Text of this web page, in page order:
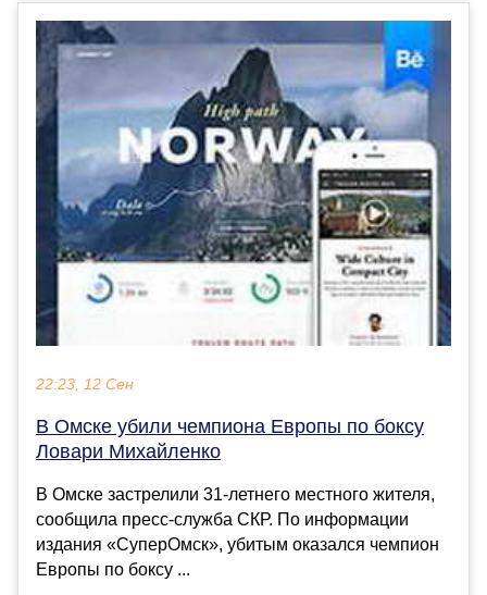
22:23, 12 Сен
В Омске убили чемпиона Европы по боксу
Ловари Михайленко
В Омске застрелили 31-летнего местного жителя,
сообщила пресс-служба СКР. По информации
издания «СуперОмск», убитым оказался чемпион
Европы по боксу ...